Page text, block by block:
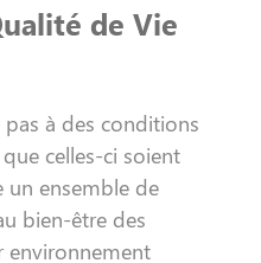
de Vie
à des conditions
celles-ci soient
un ensemble de
bien-être des
environnement